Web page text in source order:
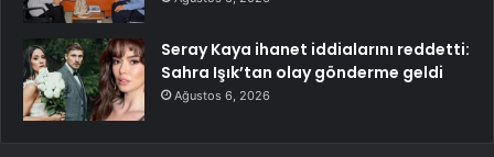
Seray Kaya ihanet iddialarını reddetti:
Sahra Işık’tan olay gönderme geldi
Ağustos 6, 2026